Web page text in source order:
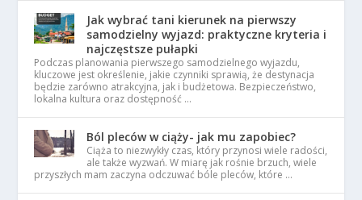
Jak wybrać tani kierunek na pierwszy
samodzielny wyjazd: praktyczne kryteria i
najczęstsze pułapki
Podczas planowania pierwszego samodzielnego wyjazdu,
kluczowe jest określenie, jakie czynniki sprawią, że destynacja
będzie zarówno atrakcyjna, jak i budżetowa. Bezpieczeństwo,
lokalna kultura oraz dostępność …
Ból pleców w ciąży- jak mu zapobiec?
Ciąża to niezwykły czas, który przynosi wiele radości,
ale także wyzwań. W miarę jak rośnie brzuch, wiele
przyszłych mam zaczyna odczuwać bóle pleców, które …